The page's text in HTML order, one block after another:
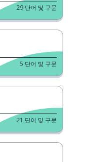
29 단어 및 구문
5 단어 및 구문
21 단어 및 구문